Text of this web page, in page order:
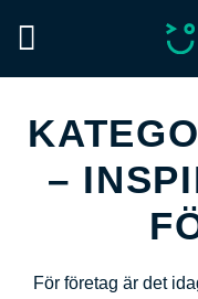
–
För företag är det